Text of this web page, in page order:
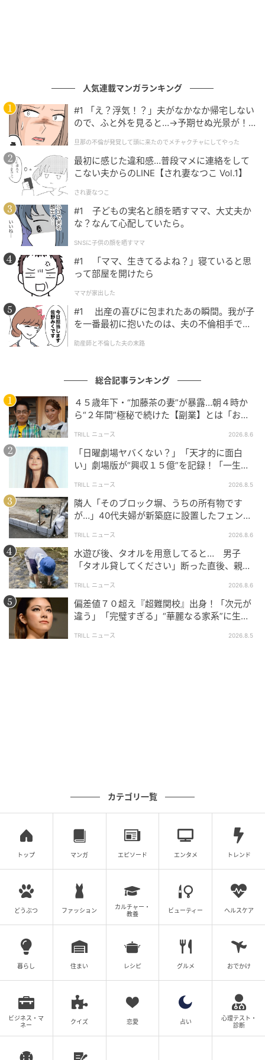
ウーマンエキサイト
ウーマンエキサイト
あんころさんは結局発熱。お家ピクニックをするため
お弁当の準備をしていると、みかちゃんママから電話
がかかってきます。
電話に出ると、「家の前着いたから。いるから」と一
方的に言って切られてしまいます。
人気連載マンガランキング
#1 「え？浮気！？」夫がなかなか帰宅しない
ので、ふと外を見ると…→予期せぬ光景が！
クチャにしてやった
旦那の不倫が発覚して頭に来たのでメチャクチャにしてやった
最初に感じた違和感…普段マメに連絡をして
こない夫からのLINE【され妻なつこ Vol.1】
され妻なつこ
#1 子どもの実名と顔を晒すママ、大丈夫か
な？なんて心配していたら。
SNSに子供の顔を晒すママ
#1 「ママ、生きてるよね？」寝ていると思
って部屋を開けたら
ママが家出した
#1 出産の喜びに包まれたあの瞬間。我が子
を一番最初に抱いたのは、夫の不倫相手でし
助産師と不倫した夫の末路
総合記事ランキング
４５歳年下・“加藤茶の妻”が暴露…朝４時か
ら“２年間”極秘で続けた【副業】とは「お金
TRILL ニュース 2026.8.6
「日曜劇場ヤバくない？」「天才的に面白
い」劇場版が“興収１５億”を記録！「一生言
TRILL ニュース 2026.8.5
隣人「そのブロック塀、うちの所有物です
が…」40代夫婦が新築庭に設置したフェン
TRILL ニュース 2026.8.6
水遊び後、タオルを用意してると… 男子
「タオル貸してください」断った直後、親が
TRILL ニュース 2026.8.6
偏差値７０超え『超難関校』出身！「次元が
違う」「完璧すぎる」“華麗なる家系”に生ま
TRILL ニュース 2026.8.5
カテゴリ一覧
トップ マンガ エピソード エンタメ トレンド
どうぶつ ファッション
カルチャー・
教養
ビューティー ヘルスケア
暮らし 住まい レシピ グルメ おでかけ
ビジネス・マ
ネー
クイズ 恋愛 占い
心理テスト・
診断